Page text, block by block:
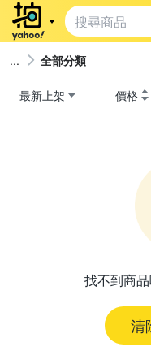
全部分類
最新上架 價格
找不到商
清